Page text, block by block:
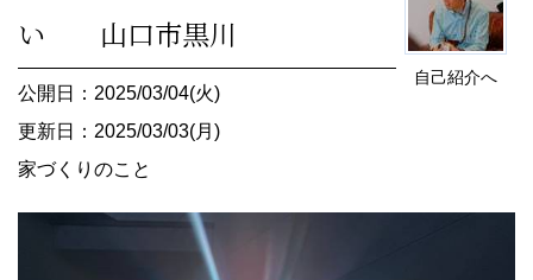
自己紹介へ
い 山口市黒川
公開日：2025/03/04(火)
更新日：2025/03/03(月)
家づくりのこと